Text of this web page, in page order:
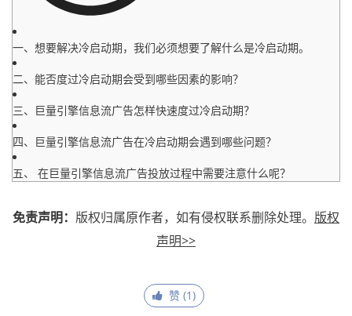
一、想要解决冷启动期，我们必须想要了解什么是冷启动期。
二、能否度过冷启动期会受到哪些因素的影响？
三、巨量引擎信息流广告怎样快速度过冷启动期？
四、巨量引擎信息流广告在冷启动期会遇到哪些问题？
五、 在巨量引擎信息流广告投放过程中需要注意什么呢？
免责声明： 版权归属原作者，如有侵权联系删除处理。 版权
声明>>
赞 (1)